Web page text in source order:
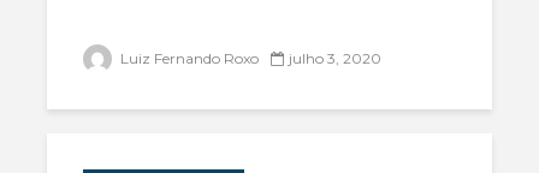
Luiz Fernando Roxo julho 3, 2020